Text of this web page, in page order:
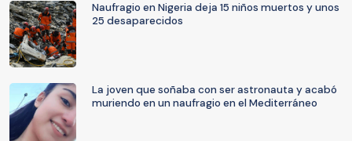
Naufragio en Nigeria deja 15 niños muertos y unos
25 desaparecidos
La joven que soñaba con ser astronauta y acabó
muriendo en un naufragio en el Mediterráneo